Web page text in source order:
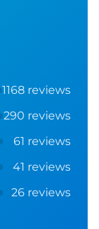
1168 reviews
290 reviews
61 reviews
41 reviews
26 reviews